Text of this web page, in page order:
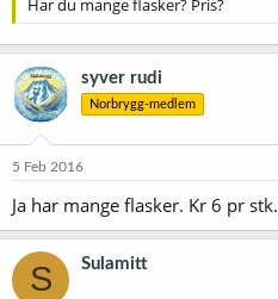
syver rudi
Norbrygg-medlem
5 Feb 2016
Ja har mange flasker. Kr 6 pr stk.
S Sulamitt